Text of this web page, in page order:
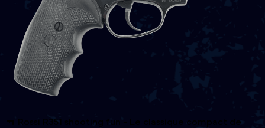
🔫 Rossi R351 shooting fun - Le classique compact de